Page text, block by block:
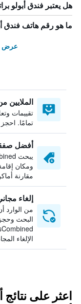
هل يعتبر فندق أبولو
ما هو رقم هاتف فندق
عرض
الملايين
تقييمات
تمامًا. احجز
أفضل
ومكان
مقارنة
إلغاء
من الوارد
البحث
الإلغاء
اعثر على